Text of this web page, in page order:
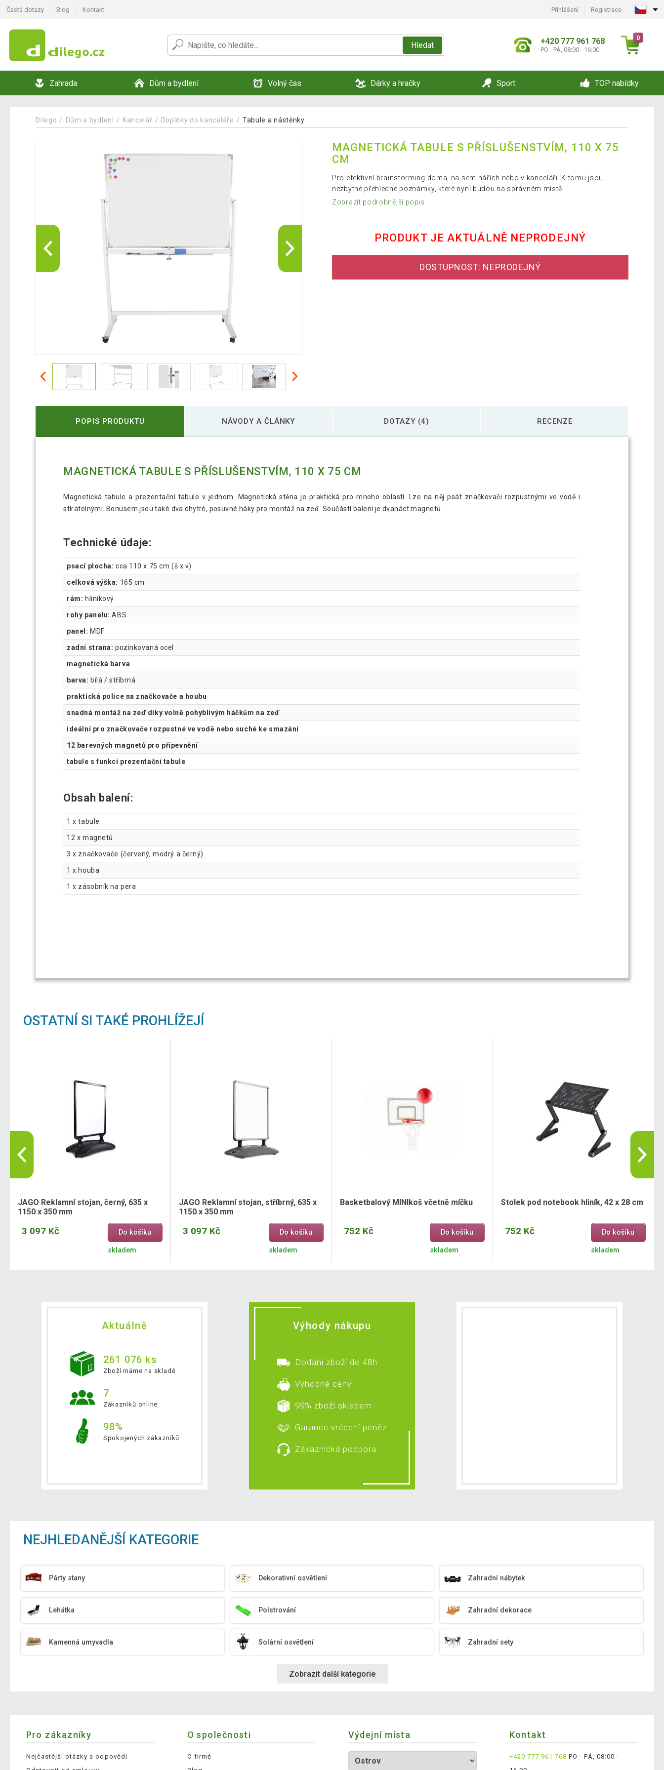
Časté dotazy Blog Kontakt Přihlášení Registrace
Hledat +420 777 961 768
PO - PÁ, 08:00 - 16:00
0
Zahrada Dům a bydlení Volný čas Dárky a hračky Sport TOP nabídky
Dilego Dům a bydlení Kancelář Doplňky do kanceláře Tabule a nástěnky
MAGNETICKÁ TABULE S PŘÍSLUŠENSTVÍM, 110 X 75
CM
Pro efektivní brainstorming doma, na seminářích nebo v kanceláři. K tomu jsou
nezbytné přehledné poznámky, které nyní budou na správném místě.
Zobrazit podrobnější popis
PRODUKT JE AKTUÁLNĚ NEPRODEJNÝ
DOSTUPNOST: NEPRODEJNÝ
POPIS PRODUKTU NÁVODY A ČLÁNKY DOTAZY (4) RECENZE
MAGNETICKÁ TABULE S PŘÍSLUŠENSTVÍM, 110 X 75 CM
Magnetická tabule a prezentační tabule v jednom. Magnetická stěna je praktická pro mnoho oblastí. Lze na něj psát značkovači rozpustnými ve vodě i
stíratelnými. Bonusem jsou také dva chytré, posuvné háky pro montáž na zeď. Součástí balení je dvanáct magnetů.
Technické údaje:
psací plocha: cca 110 x 75 cm (š x v)
celková výška: 165 cm
rám: hliníkový
rohy panelu: ABS
panel: MDF
zadní strana: pozinkovaná ocel
magnetická barva
barva: bílá / stříbrná
praktická police na značkovače a houbu
snadná montáž na zeď díky volně pohyblivým háčkům na zeď
ideální pro značkovače rozpustné ve vodě nebo suché ke smazání
12 barevných magnetů pro připevnění
tabule s funkcí prezentační tabule
Obsah balení:
1 x tabule
12 x magnetů
3 x značkovače (červený, modrý a černý)
1 x houba
1 x zásobník na pera
OSTATNÍ SI TAKÉ PROHLÍŽEJÍ
JAGO Reklamní stojan, černý, 635 x
1150 x 350 mm
3 097 Kč Do košíku
skladem
JAGO Reklamní stojan, stříbrný, 635 x
1150 x 350 mm
3 097 Kč Do košíku
skladem
Basketbalový MINIkoš včetně míčku
752 Kč Do košíku
skladem
Stolek pod notebook hliník, 42 x 28 cm
752 Kč Do košíku
skladem
Aktuálně
261 076 ks
Zboží máme na skladě
7
Zákazníků online
98%
Spokojených zákazníků
Výhody nákupu
Dodání zboží do 48h
Výhodné ceny
99% zboží skladem
Garance vrácení peněz
Zákaznická podpora
NEJHLEDANĚJŠÍ KATEGORIE
Párty stany Dekorativní osvětlení Zahradní nábytek
Lehátka Polstrování Zahradní dekorace
Kamenná umyvadla Solární osvětlení Zahradní sety
Zobrazit další kategorie
Pro zákazníky
Nejčastější otázky a odpovědi
O společnosti
O firmě
Výdejní místa Kontakt
+420 777 961 768 PO - PÁ, 08:00 -